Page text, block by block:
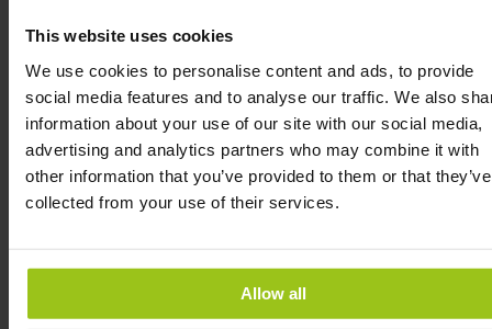
This website uses cookies
We use cookies to personalise content and ads, to provide
social media features and to analyse our traffic. We also
information about your use of our site with our social media,
advertising and analytics partners who may combine it with
other information that you’ve provided to them or that they’ve
collected from your use of their services.
Allow all
09 Mars 2026
Relaterte produkter
269 kr
Kjøp nå